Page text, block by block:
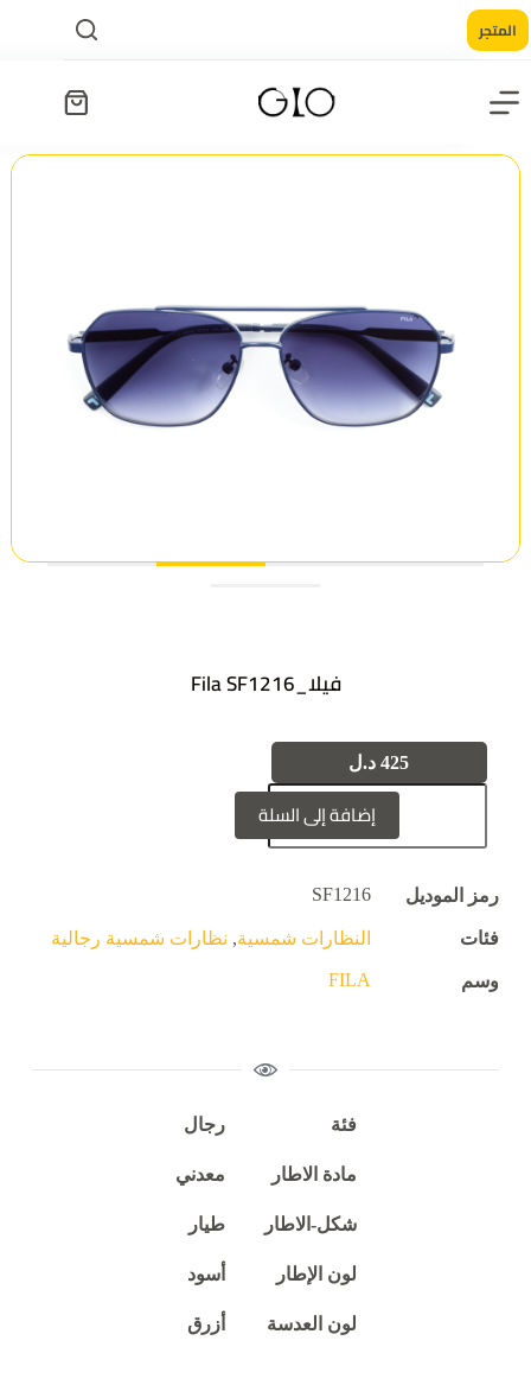
المتجر
فيلا_Fila SF1216
425 د.ل
إضافة إلى السلة
رمز الموديل SF1216
فئات النظارات شمسية, نظارات شمسية رجالية
وسم FILA
فئة رجال
مادة الاطار معدني
شكل-الاطار طيار
لون الإطار أسود
لون العدسة أزرق